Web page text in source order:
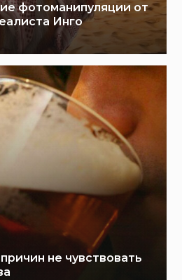
фотоманипуляции от
Инго
не чувствовать